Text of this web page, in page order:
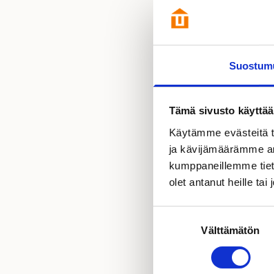
Tämä sivusto
Käytämme evästeitä
ja kävijämäärämme
kumppaneillemme
olet antanut heille tai
Välttämätön
Yhdessä
lähes mielin
Miksi
Suomen
Kattavat ja
Näistä
esimerkiksi